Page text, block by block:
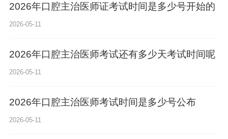
2026年口腔主治医师证考试时间是多少号开始的
2026-05-11
2026年口腔主治医师考试还有多少天考试时间呢
2026-05-11
2026年口腔主治医师考试时间是多少号公布
2026-05-11